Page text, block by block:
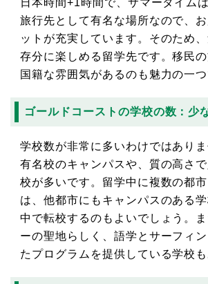
日本時間+1時間で、サマータイム
旅行先として有名な場所なので、
ットが充実しています。そのため
存分に楽しめる留学先です。移民
国籍な雰囲気があるのも魅力の一つ
ゴールドコーストの学校の数：少
学校数が非常に多いわけではあり
有名校のキャンパスや、質の高さ
校が多いです。留学中に複数の都
は、他都市にもキャンパスのある
中で転校するのもよいでしょう。
ーの聖地らしく、語学とサーフィ
たプログラムを提供している学校も